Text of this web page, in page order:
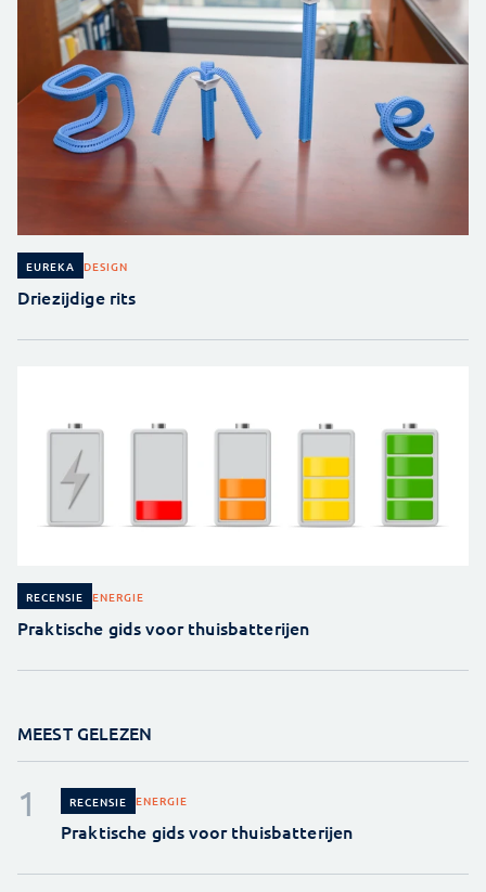
EUREKA DESIGN
Driezijdige rits
RECENSIE ENERGIE
Praktische gids voor thuisbatterijen
MEEST GELEZEN
RECENSIE ENERGIE
Praktische gids voor thuisbatterijen